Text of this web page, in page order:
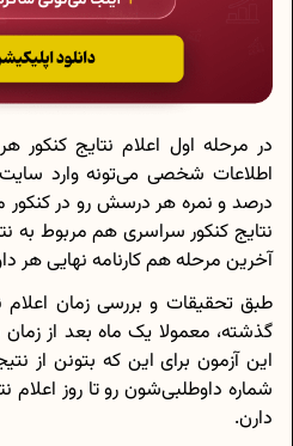
در مرحله اول اعلام نتایج
اطلاعات شخصی می‌تونه وارد
درصد و نمره هر درسش رو در کنکور
نتایج کنکور سراسری هم مربوط به
آخرین مرحله هم کارنامه نهایی هر
طبق تحقیقات و بررسی زمان
گذشته، معمولا یک ماه بعد از زمان
این آزمون برای این که بتونن از
شماره داوطلبی‌شون رو تا روز
دارن.